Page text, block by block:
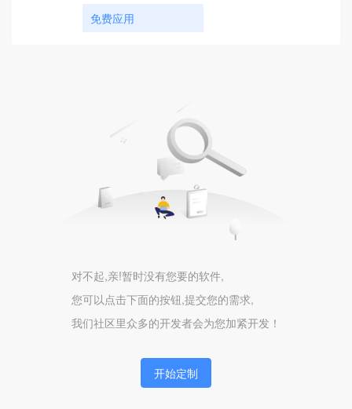
免费应用
对不起,亲!暂时没有您要的软件,
您可以点击下面的按钮,提交您的需求,
我们社区里众多的开发者会为您加紧开发！
开始定制